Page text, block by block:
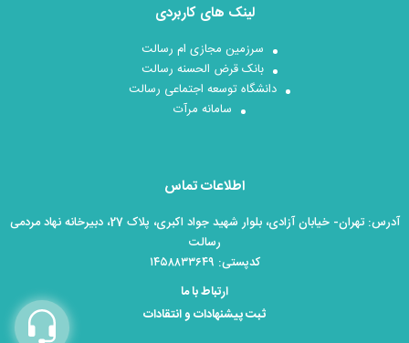
لینک های کاربردی
سرزمین مجازی ام رسالت
بانک قرض الحسنه رسالت
دانشگاه توسعه اجتماعی رسالت
سامانه مرآت
اطلاعات تماس
آدرس: تهران- خیابان آزادی، بلوار شهید جواد اکبری، پلاک 27، دبیرخانه نهاد مردمی
رسالت
کدپستی: ۱۴۵۸۸۳۳۶۴۹
ارتباط با ما
ثبت پیشنهادات و انتقادات